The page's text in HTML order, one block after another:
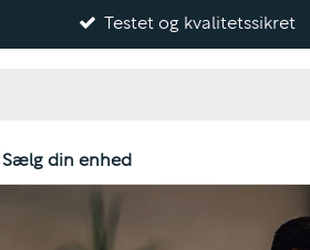
Testet og kvalitetssikret
Sælg din enhed